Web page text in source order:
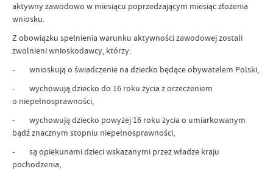
aktywny zawodowo w miesiącu poprzedzającym miesiąc złożenia
wniosku.
Z obowiązku spełnienia warunku aktywności zawodowej zostali
zwolnieni wnioskodawcy, którzy:
- wnioskują o świadczenie na dziecko będące obywatelem Polski,
- wychowują dziecko do 16 roku życia z orzeczeniem
o niepełnosprawności,
- wychowują dziecko powyżej 16 roku życia o umiarkowanym
bądź znacznym stopniu niepełnosprawności,
- są opiekunami dzieci wskazanymi przez władze kraju
pochodzenia,